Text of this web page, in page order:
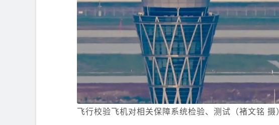
飞行校验飞机对相关保障系统检验、测试（褚文铭 摄）